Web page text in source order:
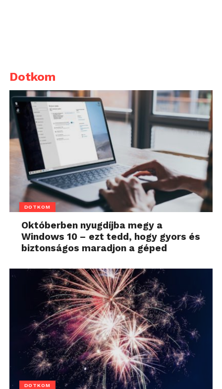
Dotkom
DOTKOM
Októberben nyugdíjba megy a
Windows 10 – ezt tedd, hogy gyors és
biztonságos maradjon a géped
DOTKOM